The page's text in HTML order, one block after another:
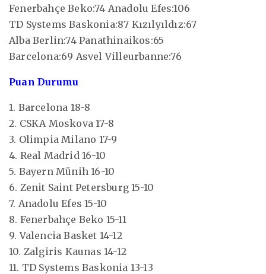
Fenerbahçe Beko:74 Anadolu Efes:106
TD Systems Baskonia:87 Kızılyıldız:67
Alba Berlin:74 Panathinaikos:65
Barcelona:69 Asvel Villeurbanne:76
Puan Durumu
1. Barcelona 18-8
2. CSKA Moskova 17-8
3. Olimpia Milano 17-9
4. Real Madrid 16-10
5. Bayern Münih 16-10
6. Zenit Saint Petersburg 15-10
7. Anadolu Efes 15-10
8. Fenerbahçe Beko 15-11
9. Valencia Basket 14-12
10. Zalgiris Kaunas 14-12
11. TD Systems Baskonia 13-13